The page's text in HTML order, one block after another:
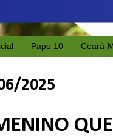
Papo 10 Ceará-
2025